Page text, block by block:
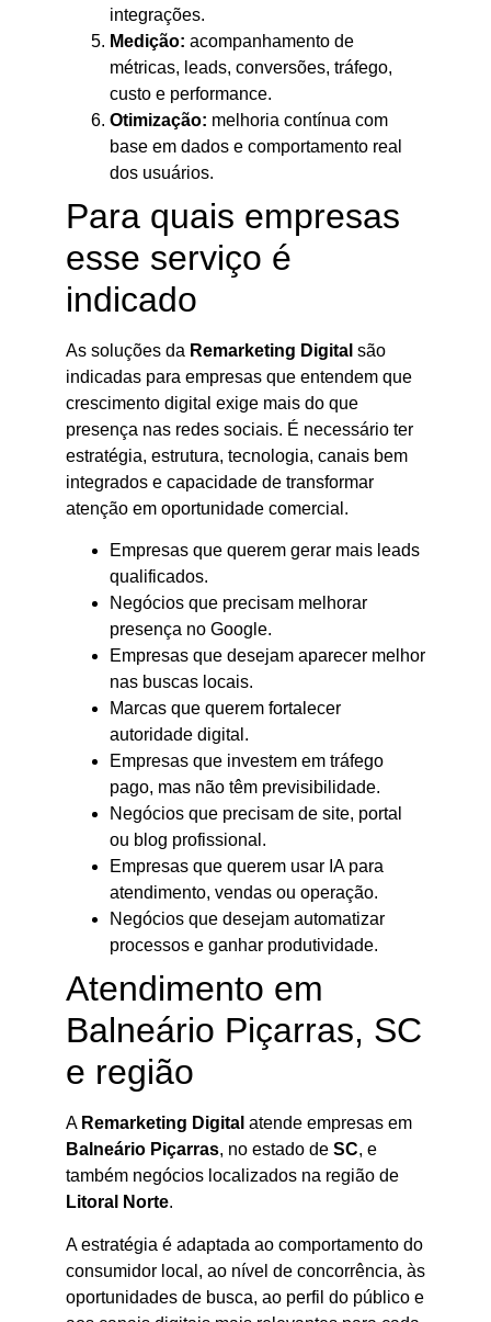
integrações.
Medição: acompanhamento de
métricas, leads, conversões, tráfego,
custo e performance.
Otimização: melhoria contínua com
base em dados e comportamento real
dos usuários.
Para quais empresas
esse serviço é
indicado
As soluções da Remarketing Digital são
indicadas para empresas que entendem que
crescimento digital exige mais do que
presença nas redes sociais. É necessário ter
estratégia, estrutura, tecnologia, canais bem
integrados e capacidade de transformar
atenção em oportunidade comercial.
Empresas que querem gerar mais leads
qualificados.
Negócios que precisam melhorar
presença no Google.
Empresas que desejam aparecer melhor
nas buscas locais.
Marcas que querem fortalecer
autoridade digital.
Empresas que investem em tráfego
pago, mas não têm previsibilidade.
Negócios que precisam de site, portal
ou blog profissional.
Empresas que querem usar IA para
atendimento, vendas ou operação.
Negócios que desejam automatizar
processos e ganhar produtividade.
Atendimento em
Balneário Piçarras, SC
e região
A Remarketing Digital atende empresas em
Balneário Piçarras, no estado de SC, e
também negócios localizados na região de
Litoral Norte.
A estratégia é adaptada ao comportamento do
consumidor local, ao nível de concorrência, às
oportunidades de busca, ao perfil do público e